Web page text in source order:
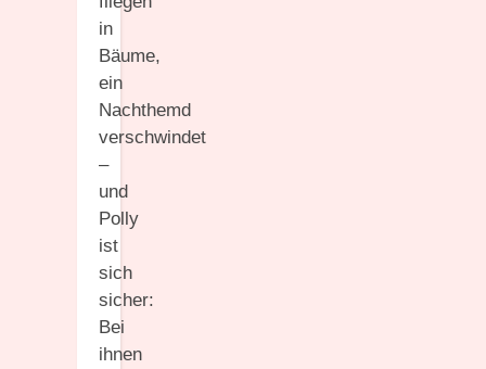
in
Bäume,
ein
Nachthemd
verschwindet
–
und
Polly
ist
sich
sicher:
Bei
ihnen